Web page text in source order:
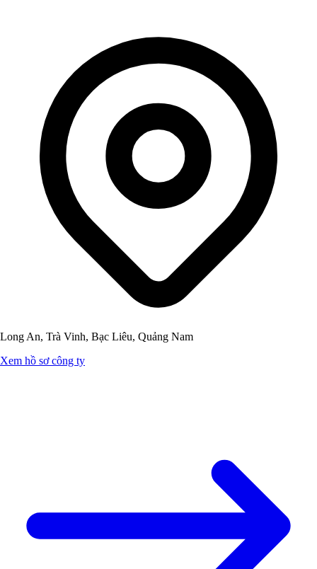
Long An, Trà Vinh, Bạc Liêu, Quảng Nam
Xem hồ sơ công ty